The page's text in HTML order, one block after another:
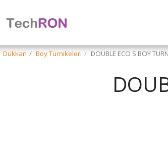
Dükkan Boy Turnikeleri DOUBLE ECO S BOY